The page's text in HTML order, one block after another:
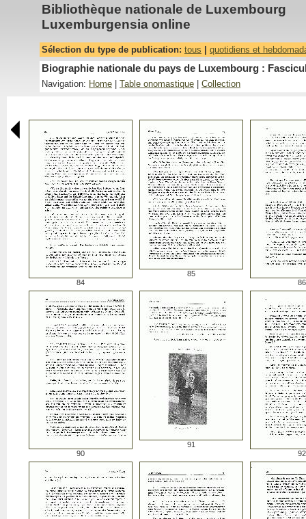
Bibliothèque nationale de Luxembourg
Luxemburgensia online
Sélection du type de publication: tous quotidiens et
Biographie nationale du pays de Luxembourg :
Navigation: Home Table onomastique Collection
84
85
86
90
91
92